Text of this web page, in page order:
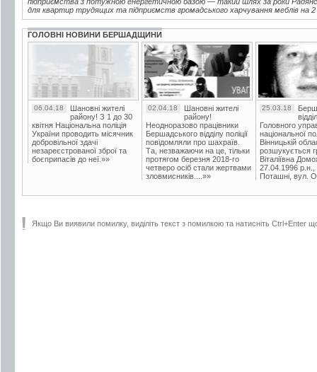
для квартир трудящих та підприємств громадського харчування меблів на
ГОЛОВНІ НОВИНИ БЕРШАДЩИНИ
06.04.18
Шановні жителі
району! З 1 до 30
квітня Національна поліція
України проводить місячник
добровільної здачі
незареєстрованої зброї та
боєприпасів до неї.»»
02.04.18
Шановні жителі
району!
Неодноразово працівники
Бершадського відділу поліції
повідомляли про шахраїв.
Та, незважаючи на це, тільки
протягом березня 2018-го
четверо осіб стали жертвами
зловмисників....»»
25.03.18
Головного
національної
Вінницькій
розшукується
Віталіївна
27.04.1996 р.н.,
Поташні, вул.
Якщо Ви виявили помилку, виділіть текст з помилкою та натисніть Ctrl+Enter